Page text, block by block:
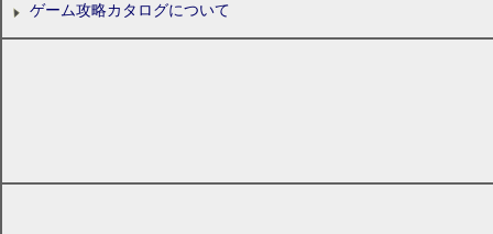
ゲーム攻略カタログについて